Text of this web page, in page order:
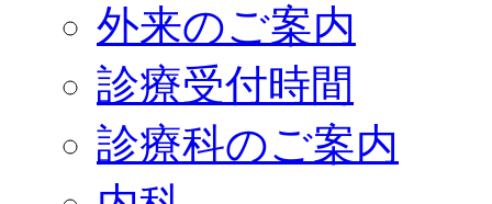
外来のご案内
診療受付時間
診療科のご案内